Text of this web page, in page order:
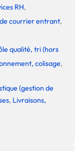
RH,
courrier entrant,
qualité, tri (hors
colisage,
(gestion de
, Livraisons,